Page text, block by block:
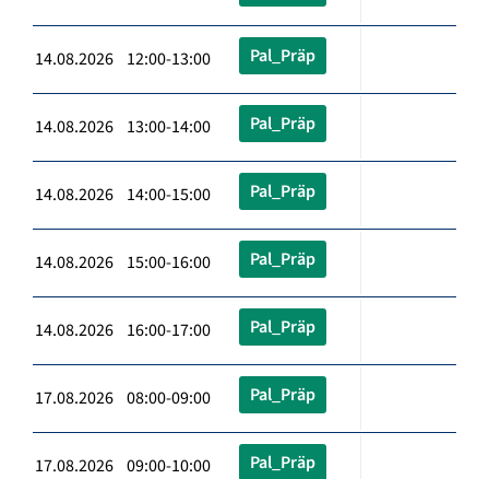
14.08.2026 12:00-13:00 Pal_Präp
14.08.2026 13:00-14:00 Pal_Präp
14.08.2026 14:00-15:00 Pal_Präp
14.08.2026 15:00-16:00 Pal_Präp
14.08.2026 16:00-17:00 Pal_Präp
17.08.2026 08:00-09:00 Pal_Präp
17.08.2026 09:00-10:00 Pal_Präp